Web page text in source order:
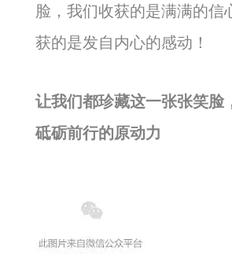
脸，我们收获的是满满的信
获的是发自内心的感动！
让我们都珍藏这一张张笑脸
砥砺前行的原动力